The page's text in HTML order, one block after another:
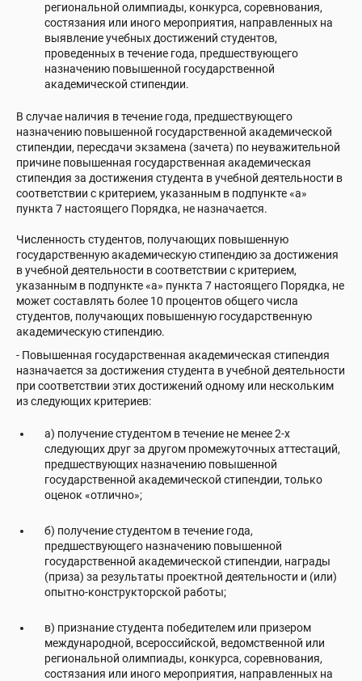
региональной олимпиады, конкурса, соревнования,
состязания или иного мероприятия, направленных на
выявление учебных достижений студентов,
проведенных в течение года, предшествующего
назначению повышенной государственной
академической стипендии.
В случае наличия в течение года, предшествующего
назначению повышенной государственной академической
стипендии, пересдачи экзамена (зачета) по неуважительной
причине повышенная государственная академическая
стипендия за достижения студента в учебной деятельности в
соответствии с критерием, указанным в подпункте «а»
пункта 7 настоящего Порядка, не назначается.
Численность студентов, получающих повышенную
государственную академическую стипендию за достижения
в учебной деятельности в соответствии с критерием,
указанным в подпункте «а» пункта 7 настоящего Порядка, не
может составлять более 10 процентов общего числа
студентов, получающих повышенную государственную
академическую стипендию.
- Повышенная государственная академическая стипендия
назначается за достижения студента в учебной деятельности
при соответствии этих достижений одному или нескольким
из следующих критериев:
а) получение студентом в течение не менее 2-х
следующих друг за другом промежуточных аттестаций,
предшествующих назначению повышенной
государственной академической стипендии, только
оценок «отлично»;
б) получение студентом в течение года,
предшествующего назначению повышенной
государственной академической стипендии, награды
(приза) за результаты проектной деятельности и (или)
опытно-конструкторской работы;
в) признание студента победителем или призером
международной, всероссийской, ведомственной или
региональной олимпиады, конкурса, соревнования,
состязания или иного мероприятия, направленных на